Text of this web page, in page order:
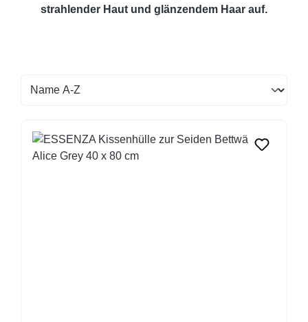
strahlender Haut und glänzendem Haar auf.